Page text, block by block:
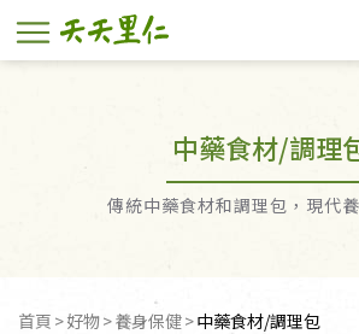
中藥食材/調理
傳統中藥食材和調理包，現代
首頁 好物 養身保健 中藥食材/調理包